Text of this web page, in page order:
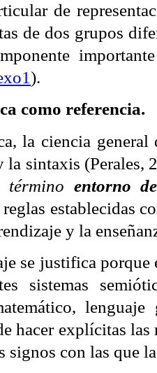
de
de dos grupos
).
como referencia.
la ciencia
la sintaxis (Perales,
entorno
establecidas
y la
se justifica
sistemas
hacer explícitas las
signos con las que